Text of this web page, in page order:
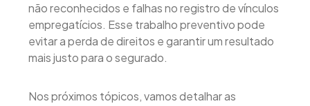
não reconhecidos e falhas no registro de vínculos
empregatícios. Esse trabalho preventivo pode
evitar a perda de direitos e garantir um resultado
mais justo para o segurado.
Nos próximos tópicos, vamos detalhar as